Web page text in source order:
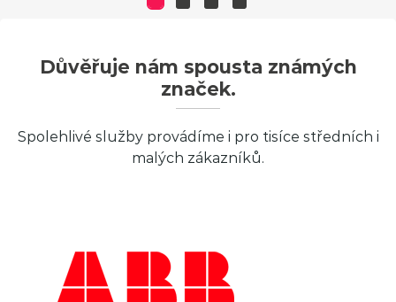
Důvěřuje nám spousta známých
značek.
Spolehlivé služby provádíme i pro tisíce středních i
malých zákazníků.